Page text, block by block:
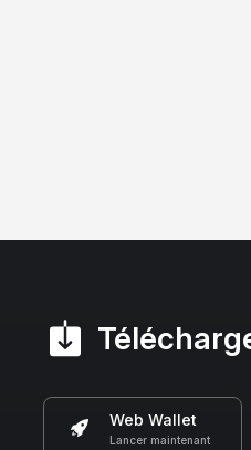
Web Wallet
Lancer maintenant